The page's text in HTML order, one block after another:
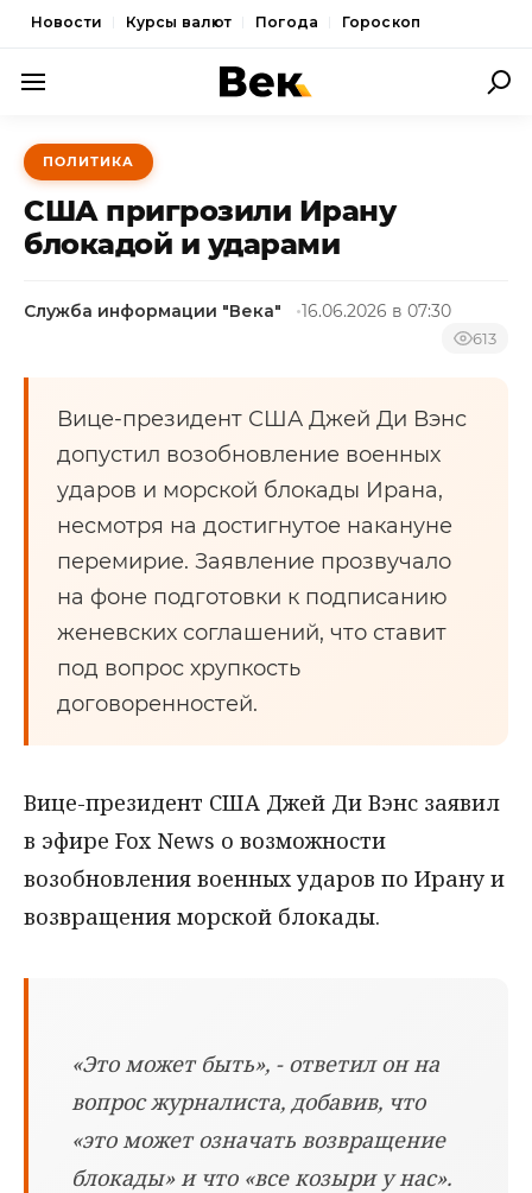
Новости Курсы валют Погода Гороскоп
ПОЛИТИКА
ЭКОНОМИКА
ОБЩЕСТВО
КУЛЬТУРА
НОВОСТИ
ПОЛИТИКА
США пригрозили Ирану
блокадой и ударами
Служба информации "Века" 16.06.2026 в 07:30
613
Вице-президент США Джей Ди Вэнс
допустил возобновление военных
ударов и морской блокады Ирана,
несмотря на достигнутое накануне
перемирие. Заявление прозвучало
на фоне подготовки к подписанию
женевских соглашений, что ставит
под вопрос хрупкость
договоренностей.
Вице-президент США Джей Ди Вэнс заявил
в эфире Fox News о возможности
возобновления военных ударов по Ирану и
возвращения морской блокады.
«Это может быть», - ответил он на
вопрос журналиста, добавив, что
«это может означать возвращение
блокады» и что «все козыри у нас».